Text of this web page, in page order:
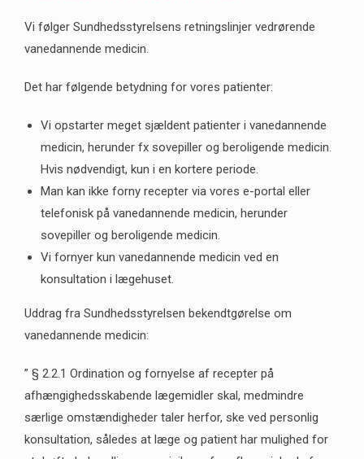
Vi følger Sundhedsstyrelsens retningslinjer vedrørende
vanedannende medicin.
Det har følgende betydning for vores patienter:
Vi opstarter meget sjældent patienter i vanedannende
medicin, herunder fx sovepiller og beroligende medicin.
Hvis nødvendigt, kun i en kortere periode.
Man kan ikke forny recepter via vores e-portal eller
telefonisk på vanedannende medicin, herunder
sovepiller og beroligende medicin.
Vi fornyer kun vanedannende medicin ved en
konsultation i lægehuset.
Uddrag fra Sundhedsstyrelsen bekendtgørelse om
vanedannende medicin:
” § 2.2.1 Ordination og fornyelse af recepter på
afhængighedsskabende lægemidler skal, medmindre
særlige omstændigheder taler herfor, ske ved personlig
konsultation, således at læge og patient har mulighed for